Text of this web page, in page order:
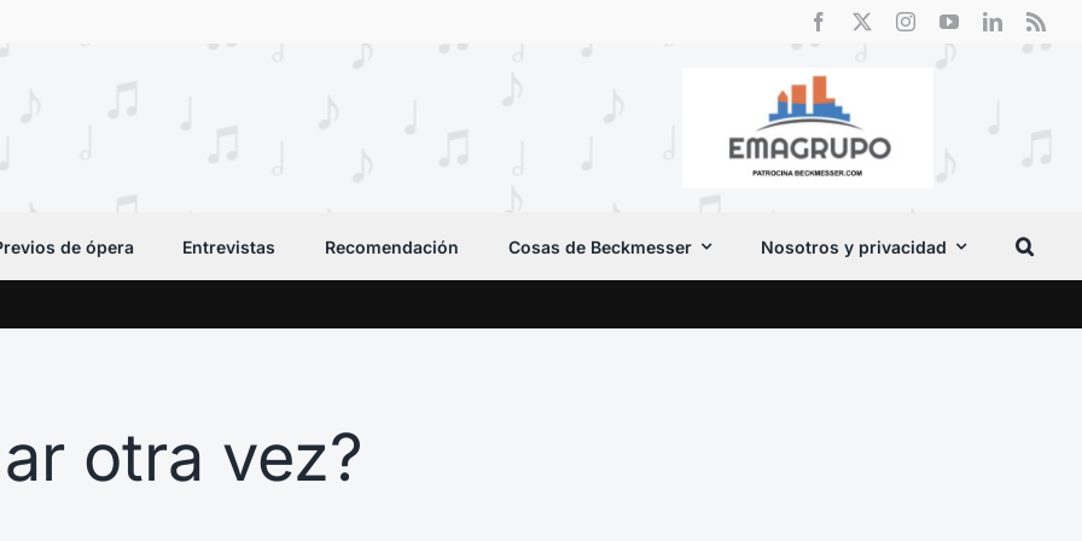
de ópera Entrevistas Recomendación Cosas de Beckmesser Nosotros y privacidad
otra vez?